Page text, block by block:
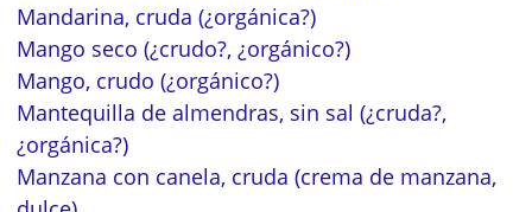
Mandarina, cruda (¿orgánica?)
Mango seco (¿crudo?, ¿orgánico?)
Mango, crudo (¿orgánico?)
Mantequilla de almendras, sin sal (¿cruda?,
¿orgánica?)
Manzana con canela, cruda (crema de manzana,